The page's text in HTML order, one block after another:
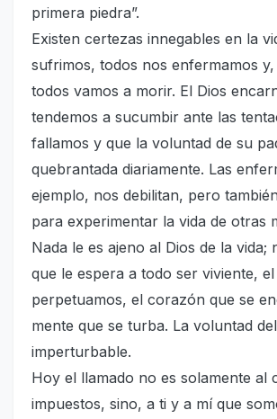
primera piedra”.
Existen certezas innegables en la
sufrimos, todos nos enfermamos y,
todos vamos a morir. El Dios
tendemos a sucumbir ante las
fallamos y que la voluntad de su
quebrantada diariamente. Las
ejemplo, nos debilitan, pero
para experimentar la vida de otras
Nada le es ajeno al Dios de la vida;
que le espera a todo ser viviente,
perpetuamos, el corazón que se
mente que se turba. La voluntad
imperturbable.
Hoy el llamado no es solamente al
impuestos, sino, a ti y a mí que